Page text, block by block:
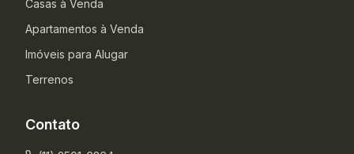
Casas à Venda
Apartamentos à Venda
Imóveis para Alugar
Terrenos
Contato